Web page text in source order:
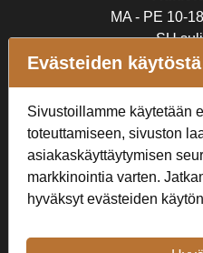
MA - PE 10-
SU
Tilaus- ja
Evästeiden käytöstä
Sivustoillamme käytetään
toteuttamiseen, sivuston
asiakaskäyttäytymisen
markkinointia varten.
hyväksyt evästeiden